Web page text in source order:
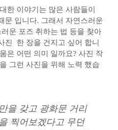
한 이야기는 많은 사람들이
문 입니다. 그래서 자연스러운
운 포즈 취하는 법 등을 찾아
진 한 장을 건지고 싶어 합니
은 어떤 의미 일까요? 사진 작
그런 사진을 위해 노력 했습
을 갖고 광화문 거리
찍어보겠다고 무던